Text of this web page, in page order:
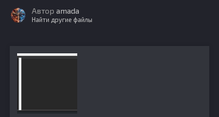
Автор amada
Найти другие файлы